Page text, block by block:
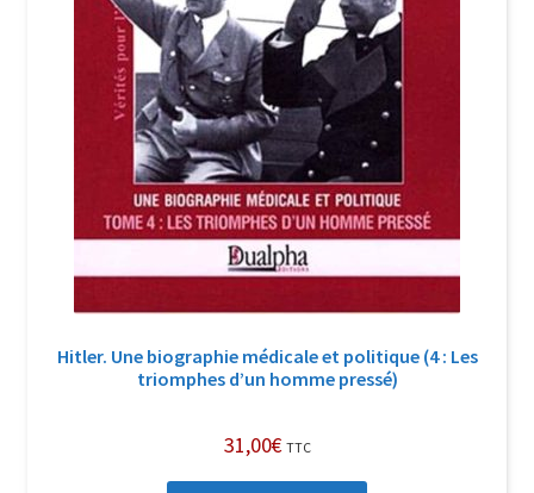
Hitler. Une biographie médicale et politique (4 : Les
triomphes d’un homme pressé)
31,00€ TTC